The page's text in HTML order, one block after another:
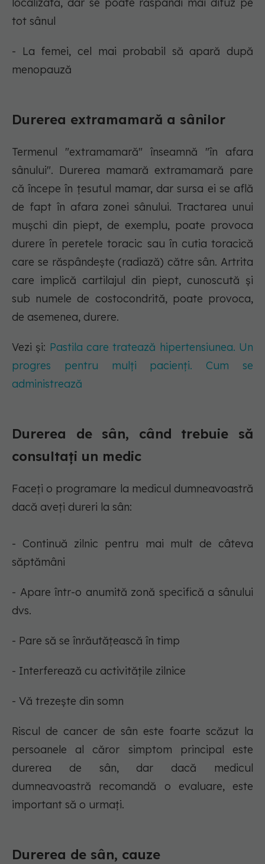
localizată, dar se poate răspândi mai difuz pe
tot sânul
- La femei, cel mai probabil să apară după
menopauză
Durerea extramamară a sânilor
Termenul "extramamară" înseamnă "în afara
sânului". Durerea mamară extramamară pare
că începe în țesutul mamar, dar sursa ei se află
de fapt în afara zonei sânului. Tractarea unui
mușchi din piept, de exemplu, poate provoca
durere în peretele toracic sau în cutia toracică
care se răspândește (radiază) către sân. Artrita
care implică cartilajul din piept, cunoscută și
sub numele de costocondrită, poate provoca,
de asemenea, durere.
Vezi și: Pastila care tratează hipertensiunea. Un
progres pentru mulți pacienți. Cum se
administrează
Durerea de sân, când trebuie să
consultați un medic
Faceți o programare la medicul dumneavoastră
dacă aveți dureri la sân:
- Continuă zilnic pentru mai mult de câteva
săptămâni
- Apare într-o anumită zonă specifică a sânului
dvs.
- Pare să se înrăutățească în timp
- Interferează cu activitățile zilnice
- Vă trezește din somn
Riscul de cancer de sân este foarte scăzut la
persoanele al căror simptom principal este
durerea de sân, dar dacă medicul
dumneavoastră recomandă o evaluare, este
important să o urmați.
Durerea de sân, cauze